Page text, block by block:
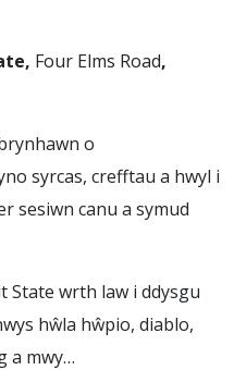
Four Elms Road,
o
syrcas, crefftau a hwyl i
sesiwn canu a symud
State wrth law i ddysgu
hŵla hŵpio, diablo,
a mwy…